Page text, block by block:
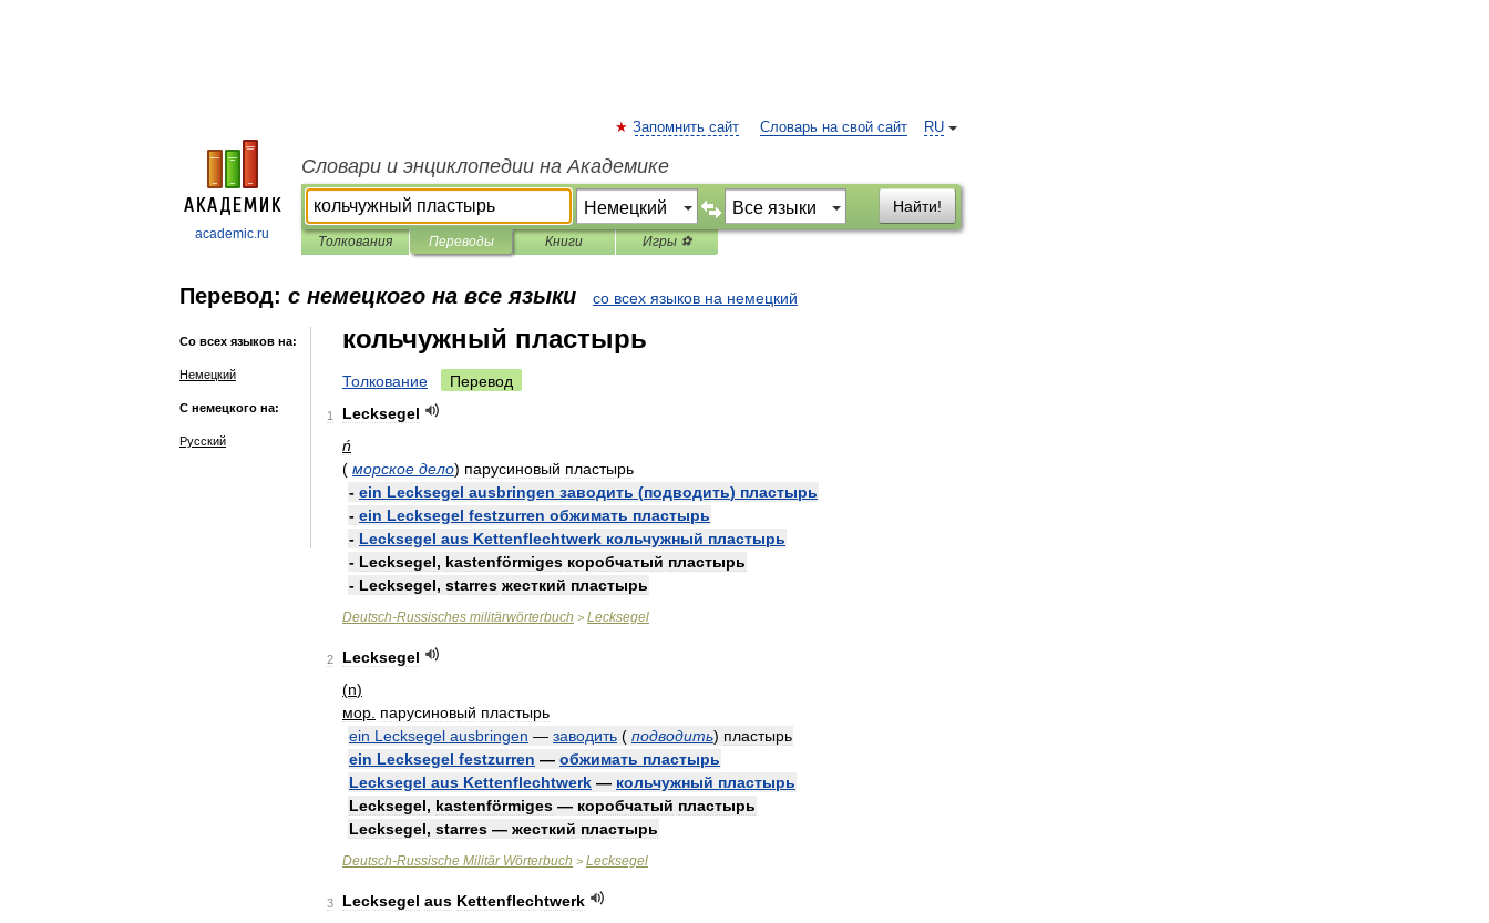
academic.ru
RU
Запомнить сайт Словарь на свой сайт
Словари и энциклопедии на Академике
Найти!
Толкования Переводы Книги Игры ⚽
Перевод: с немецкого на все языки со всех языков на немецкий
Со всех языков на:
Немецкий
С немецкого на:
Русский
кольчужный пластырь
Толкование Перевод
1
Lecksegel
ń
( морское дело) парусиновый пластырь
- ein Lecksegel ausbringen заводить (подводить) пластырь
- ein Lecksegel festzurren обжимать пластырь
- Lecksegel aus Kettenflechtwerk кольчужный пластырь
- Lecksegel, kastenförmiges коробчатый пластырь
- Lecksegel, starres жесткий пластырь
Deutsch-Russisches militärwörterbuch > Lecksegel
2
Lecksegel
(n)
мор парусиновый пластырь
ein Lecksegel ausbringen — заводить ( подводить) пластырь
ein Lecksegel festzurren — обжимать пластырь
Lecksegel aus Kettenflechtwerk — кольчужный пластырь
Lecksegel, kastenförmiges — коробчатый пластырь
Lecksegel, starres — жесткий пластырь
Deutsch-Russische Militär Wörterbuch > Lecksegel
3 Lecksegel aus Kettenflechtwerk